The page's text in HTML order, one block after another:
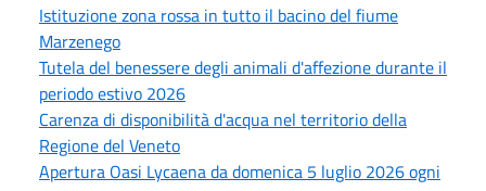
Istituzione zona rossa in tutto il bacino del fiume
Marzenego
Tutela del benessere degli animali d'affezione durante il
periodo estivo 2026
Carenza di disponibilità d'acqua nel territorio della
Regione del Veneto
Apertura Oasi Lycaena da domenica 5 luglio 2026 ogni